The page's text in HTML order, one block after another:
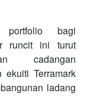
portfolio bagi
runcit ini turut
cadangan
ekuiti Terramark
ladang